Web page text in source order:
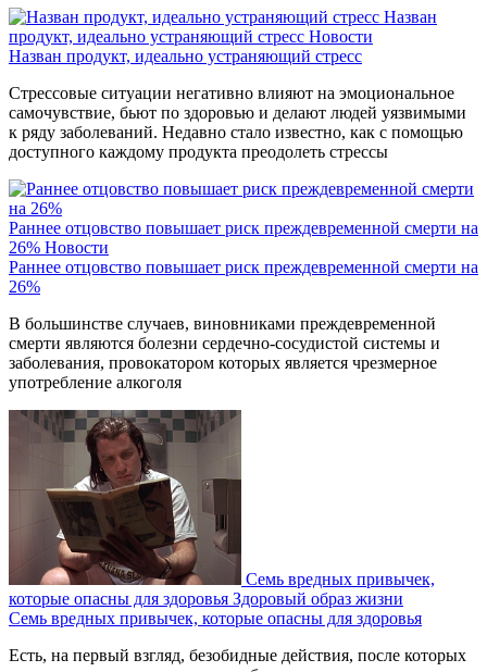
Назван
продукт, идеально устраняющий стресс Новости
Назван продукт, идеально устраняющий стресс
Стрессовые ситуации негативно влияют на эмоциональное
самочувствие, бьют по здоровью и делают людей уязвимыми
к ряду заболеваний. Недавно стало известно, как с помощью
доступного каждому продукта преодолеть стрессы
Раннее отцовство повышает риск преждевременной смерти на
26% Новости
Раннее отцовство повышает риск преждевременной смерти на
26%
В большинстве случаев, виновниками преждевременной
смерти являются болезни сердечно-сосудистой системы и
заболевания, провокатором которых является чрезмерное
употребление алкоголя
Семь вредных привычек,
которые опасны для здоровья Здоровый образ жизни
Семь вредных привычек, которые опасны для здоровья
Есть, на первый взгляд, безобидные действия, после которых